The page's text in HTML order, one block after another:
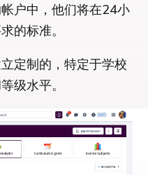
户中，他们将在24小
的标准。
定制的，特定于学校
级水平。